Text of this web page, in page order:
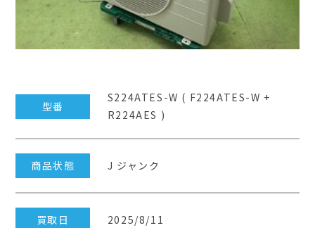
型番
S224ATES-W ( F224ATES-W +
R224AES )
商品状態 J ジャンク
買取日 2025/8/11